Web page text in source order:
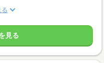
る
見る